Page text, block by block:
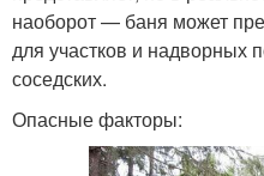
наоборот — баня может
для участков и надворных
соседских.
Опасные факторы: